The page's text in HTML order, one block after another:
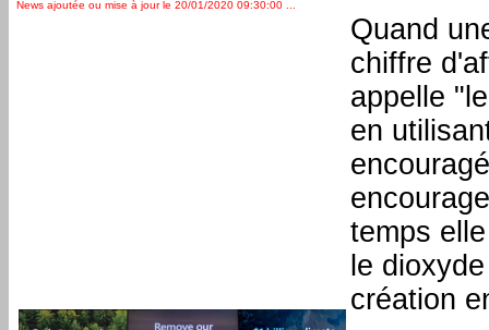
News ajoutée ou mise à jour le 20/01/2020 09:30:00 ...
Quand
chiffre
appelle
en
temps
le
création